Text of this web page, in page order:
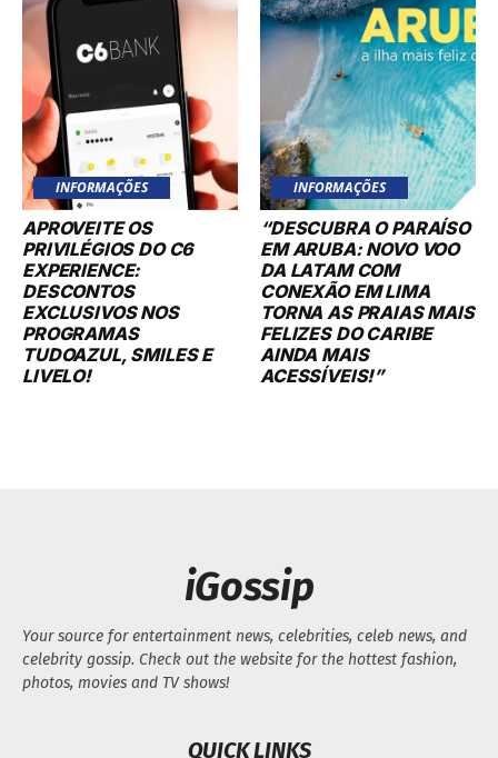
INFORMAÇÕES
APROVEITE OS
PRIVILÉGIOS DO C6
EXPERIENCE:
DESCONTOS
EXCLUSIVOS NOS
PROGRAMAS
TUDOAZUL, SMILES E
LIVELO!
INFORMAÇÕES
“DESCUBRA O PARAÍSO
EM ARUBA: NOVO VOO
DA LATAM COM
CONEXÃO EM LIMA
TORNA AS PRAIAS MAIS
FELIZES DO CARIBE
AINDA MAIS
ACESSÍVEIS!”
iGossip
Your source for entertainment news, celebrities, celeb news, and
celebrity gossip. Check out the website for the hottest fashion,
photos, movies and TV shows!
QUICK LINKS